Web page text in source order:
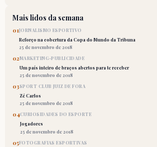
Mais lidos da semana
01JORNALISMO ESPORTIVO
Reforço na cobertura da Copa do Mundo da Tribuna
25 de novembro de 2018
02MARKETING-PUBLICIDADE
Um país inteiro de braços abertos para te receber
25 de novembro de 2018
03SPORT CLUB JUIZ DE FORA
Zé Carlos
25 de novembro de 2018
04CURIOSIDADES DO ESPORTE
Jogadores
25 de novembro de 2018
05FOTOGRAFIAS ESPORTIVAS